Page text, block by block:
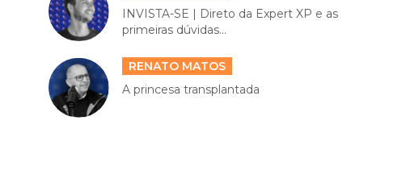
INVISTA-SE | Direto da Expert XP e as
primeiras dúvidas...
RENATO MATOS
A princesa transplantada